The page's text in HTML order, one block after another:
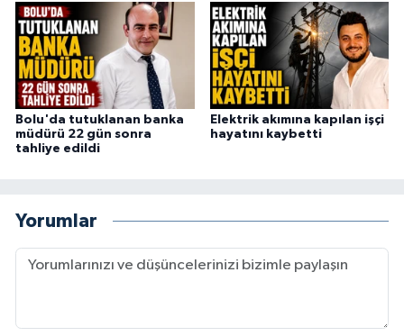
Bolu'da tutuklanan banka
müdürü 22 gün sonra
tahliye edildi
Elektrik akımına kapılan işçi
hayatını kaybetti
Yorumlar